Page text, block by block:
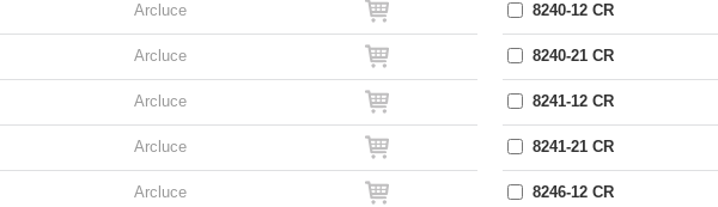
Arcluce
Arcluce
Arcluce
Arcluce
Arcluce
8240-12 CR
8240-21 CR
8241-12 CR
8241-21 CR
8246-12 CR